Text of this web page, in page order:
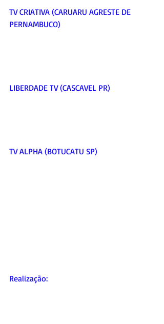
TV CRIATIVA (CARUARU AGRESTE DE
PERNAMBUCO)
LIBERDADE TV (CASCAVEL PR)
TV ALPHA (BOTUCATU SP)
Realização: